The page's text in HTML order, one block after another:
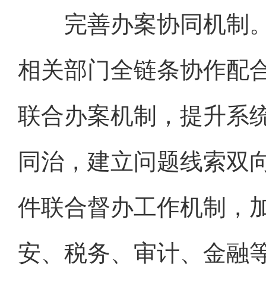
完善办案协同机制。
相关部门全链条协作配
联合办案机制，提升系
同治，建立问题线索双
件联合督办工作机制，
安、税务、审计、金融